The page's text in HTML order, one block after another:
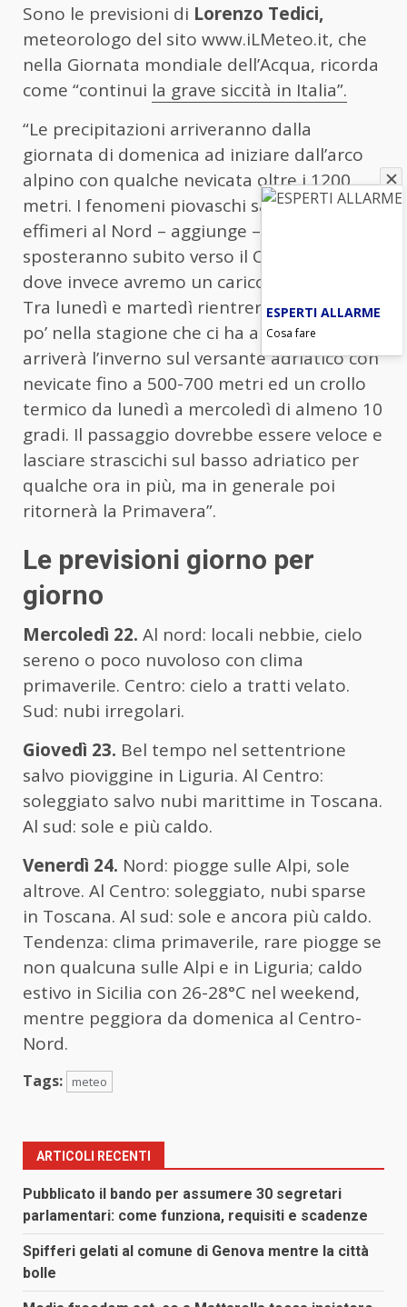
Sono le previsioni di Lorenzo Tedici,
meteorologo del sito www.iLMeteo.it, che
nella Giornata mondiale dell’Acqua, ricorda
come “continui la grave siccità in Italia”.
“Le precipitazioni arriveranno dalla
giornata di domenica ad iniziare dall’arco
alpino con qualche nevicata oltre i 1200
metri. I fenomeni piovaschi saranno
effimeri al Nord – aggiunge – e si
sposteranno subito verso il Centro-Sud
dove invece avremo un carico di maltempo.
Tra lunedì e martedì rientreremo per un
po’ nella stagione che ci ha appena lasciati:
arriverà l’inverno sul versante adriatico con
nevicate fino a 500-700 metri ed un crollo
termico da lunedì a mercoledì di almeno 10
gradi. Il passaggio dovrebbe essere veloce e
lasciare strascichi sul basso adriatico per
qualche ora in più, ma in generale poi
ritornerà la Primavera”.
Le previsioni giorno per
giorno
Mercoledì 22. Al nord: locali nebbie, cielo
sereno o poco nuvoloso con clima
primaverile. Centro: cielo a tratti velato.
Sud: nubi irregolari.
Giovedì 23. Bel tempo nel settentrione
salvo pioviggine in Liguria. Al Centro:
soleggiato salvo nubi marittime in Toscana.
Al sud: sole e più caldo.
Venerdì 24. Nord: piogge sulle Alpi, sole
altrove. Al Centro: soleggiato, nubi sparse
in Toscana. Al sud: sole e ancora più caldo.
Tendenza: clima primaverile, rare piogge se
non qualcuna sulle Alpi e in Liguria; caldo
estivo in Sicilia con 26-28°C nel weekend,
mentre peggiora da domenica al Centro-
Nord.
Tags: meteo
ARTICOLI RECENTI
Pubblicato il bando per assumere 30 segretari
parlamentari: come funziona, requisiti e scadenze
Spifferi gelati al comune di Genova mentre la città
bolle
ESPERTI ALLARME
Cosa fare